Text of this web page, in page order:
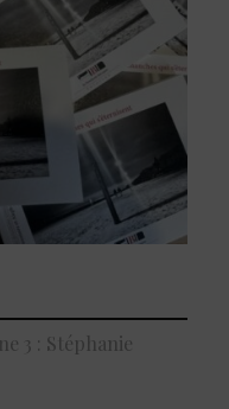
3 : Stéphanie